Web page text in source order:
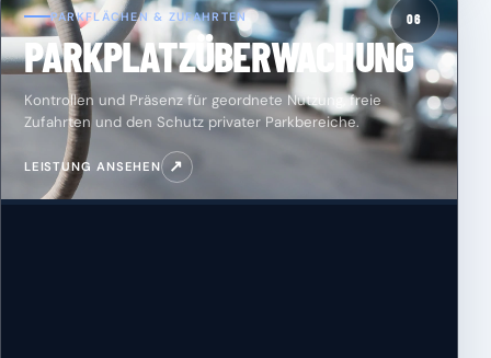
06
PARKFLÄCHEN & ZUFAHRTEN
PARKPLATZÜBERWACHUNG
Kontrollen und Präsenz für geordnete Nutzung, freie
Zufahrten und den Schutz privater Parkbereiche.
LEISTUNG ANSEHEN ↗